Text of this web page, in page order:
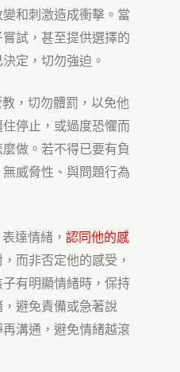
和刺激造成衝擊。當
試，甚至提供選擇的
定，切勿強迫。
，切勿體罰，以免他
停止，或過度恐懼而
做。若不得已要有負
無威脅性 、與問題行為
表達情緒， 認同他的感
，而非否定他的感受，
子有明顯情緒時，保持
避免責備或急著說
再溝通 ，避免情緒越滾